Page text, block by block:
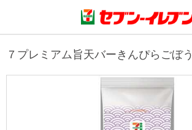
商品のご案内
７プレミアム旨天バーきんぴらごぼう